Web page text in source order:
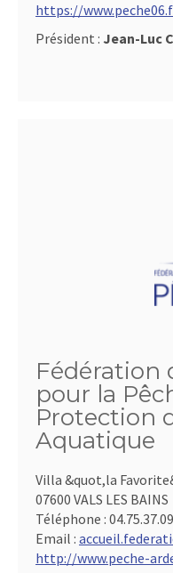
https://
Président : Jean-Luc
Fédération
pour la
Protection
Aquatique
Villa &quot,la
07600 VALS LES BAINS
Téléphone :
Email :
http://www.peche-